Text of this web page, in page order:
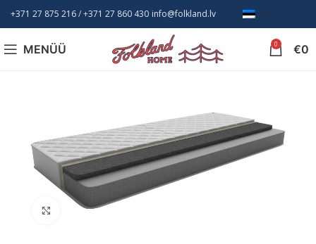
+371 27 875 216/ +371 27 860 430 info@folkland.lv ET
MENÜÜ 0 €0
Suurendamiseks klõpsake